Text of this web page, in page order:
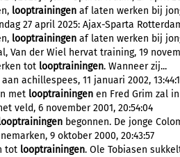
looptrainingen af laten werken bij
27 april 2025: Ajax-Sparta
looptrainingen af laten werken bij
der Wiel hervat training, 19
tot looptrainingen. Wanneer zij...
achillespees, 11 januari 2002,
met looptrainingen en Fred Grim zal
veld, 6 november 2001, 20:54:04
begonnen. De jonge
9 oktober 2000, 20:43:57
tot looptrainingen. Ole Tobiasen